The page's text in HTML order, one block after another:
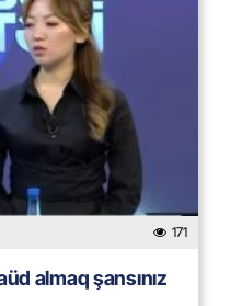
171
almaq şansınız